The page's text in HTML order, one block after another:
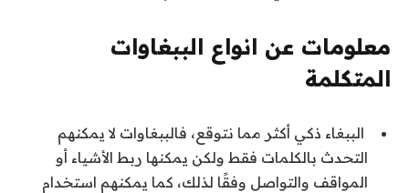
معلومات عن انواع الببغاوات
المتكلمة
الببغاء ذكي أكثر مما نتوقع، فالببغاوات لا يمكنهم
التحدث بالكلمات فقط ولكن يمكنها ربط الأشياء أو
المواقف والتواصل وفقًا لذلك، كما يمكنهم استخدام